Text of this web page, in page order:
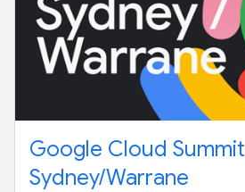
Google Cloud Summit
Sydney/Warrane